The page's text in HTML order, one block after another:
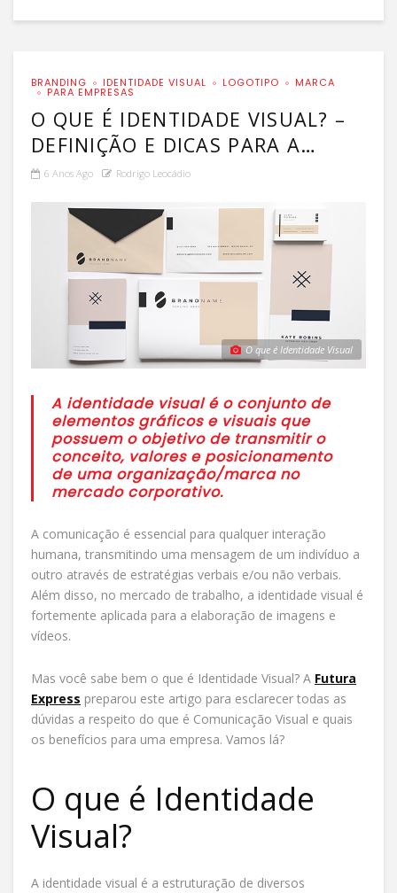
BRANDING IDENTIDADE VISUAL LOGOTIPO MARCA
PARA EMPRESAS
O QUE É IDENTIDADE VISUAL? –
DEFINIÇÃO E DICAS PARA A
CRIAÇÃO DE IDENTIDADE VISUAL
6 Anos Ago Rodrigo Leocádio
O que é Identidade Visual
A identidade visual é o conjunto de
elementos gráficos e visuais que
possuem o objetivo de transmitir o
conceito, valores e posicionamento
de uma organização/marca no
mercado corporativo.
A comunicação é essencial para qualquer interação
humana, transmitindo uma mensagem de um indivíduo a
outro através de estratégias verbais e/ou não verbais.
Além disso, no mercado de trabalho, a identidade visual é
fortemente aplicada para a elaboração de imagens e
vídeos.
Mas você sabe bem o que é Identidade Visual? A Futura
Express preparou este artigo para esclarecer todas as
dúvidas a respeito do que é Comunicação Visual e quais
os benefícios para uma empresa. Vamos lá?
O que é Identidade
Visual?
A identidade visual é a estruturação de diversos